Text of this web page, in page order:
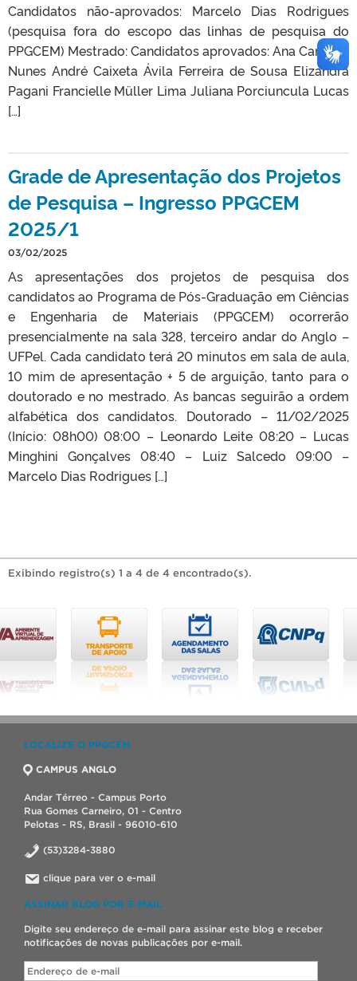
Candidatos não-aprovados: Marcelo Dias Rodrigues
(pesquisa fora do escopo das linhas de pesquisa do
PPGCEM) Mestrado: Candidatos aprovados: Ana Carolina
Nunes André Caixeta Ávila Ferreira de Sousa Elizandra
Pagani Francielle Müller Lima Juliana Porciuncula Lucas
[…]
Grade de Apresentação dos Projetos
de Pesquisa – Ingresso PPGCEM
2025/1
03/02/2025
As apresentações dos projetos de pesquisa dos
candidatos ao Programa de Pós-Graduação em Ciências
e Engenharia de Materiais (PPGCEM) ocorrerão
presencialmente na sala 328, terceiro andar do Anglo –
UFPel. Cada candidato terá 20 minutos em sala de aula,
10 mim de apresentação + 5 de arguição, tanto para o
doutorado e no mestrado. As bancas seguirão a ordem
alfabética dos candidatos. Doutorado – 11/02/2025
(Início: 08h00) 08:00 – Leonardo Leite 08:20 – Lucas
Minghini Gonçalves 08:40 – Luiz Salcedo 09:00 –
Marcelo Dias Rodrigues […]
Exibindo registro(s) 1 a 4 de 4 encontrado(s).
LOCALIZE O PPGCEM
CAMPUS ANGLO
Andar Térreo - Campus Porto
Rua Gomes Carneiro, 01 - Centro
Pelotas - RS, Brasil - 96010-610
(53)3284-3880
clique para ver o e-mail
ASSINAR BLOG POR E-MAIL
Digite seu endereço de e-mail para assinar este blog e receber
notificações de novas publicações por e-mail.
Endereço